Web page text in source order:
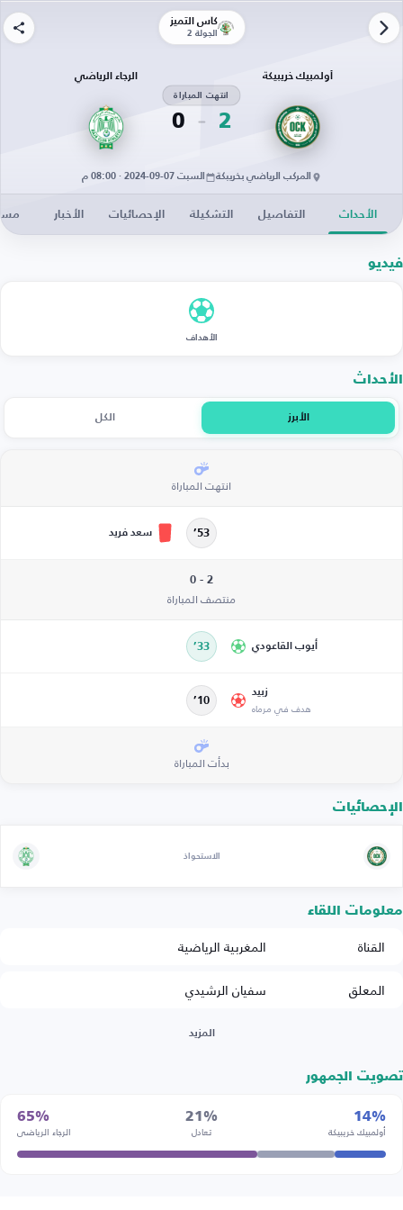
كأس التميز
الجولة 2
أولمبيك خريبيكة
2
انتهت المباراة
0
الرجاء الرياضي
المركب الرياضي بخريبكة السبت 07-09-2024 · 08:00 م
الأحداث التفاصيل التشكيلة الإحصائيات الأخبار
فيديو
الأهداف
الأحداث
الأبرز الكل
انتهت المباراة
53’ سعد فريد
2 - 0
منتصف المباراة
أيوب القاعودي 33’
زبيد
هدف في مرماه 10’
بدأت المباراة
الإحصائيات
الاستحواذ
معلومات اللقاء
القناة
المغربية الرياضية
المعلق
سفيان الرشيدي
المزيد
تصويت الجمهور
14%
أولمبيك خريبيكة
21%
تعادل
65%
الرجاء الرياضي